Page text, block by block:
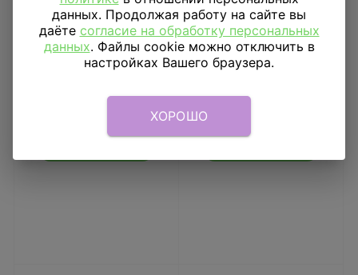
Свечи на пиках
штук
Свеча цифра 67см
данных. Продолжая работу на сайте вы
даёте согласие на обработку персональных
данных. Файлы cookie можно отключить в
настройках Вашего браузера.
ХОРОШО